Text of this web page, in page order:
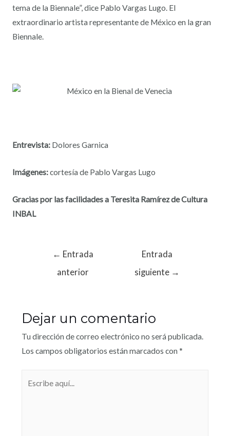
tema de la Biennale”, dice Pablo Vargas Lugo. El
extraordinario artista representante de México en la gran
Biennale.
Entrevista:Dolores Garnica
Imágenes:cortesía de Pablo Vargas Lugo
Gracias por las facilidades a Teresita Ramírez de Cultura
INBAL
← Entrada
anterior
Entrada
siguiente →
Dejar un comentario
Tu dirección de correo electrónico no será publicada.
Los campos obligatorios están marcados con *